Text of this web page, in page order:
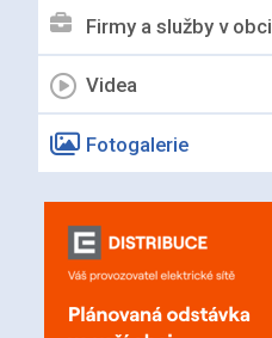
Firmy a služby v obci
Videa
Fotogalerie